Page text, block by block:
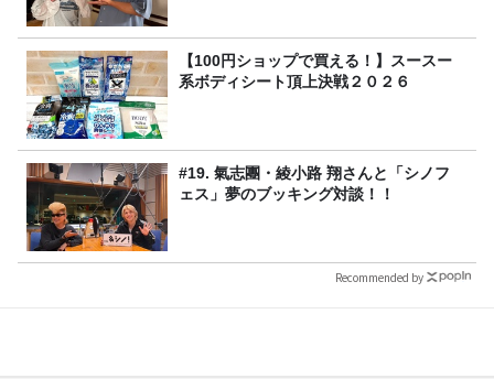
【100円ショップで買える！】スースー
系ボディシート頂上決戦２０２６
#19. 氣志團・綾小路 翔さんと「シノフ
ェス」夢のブッキング対談！！
Recommended by